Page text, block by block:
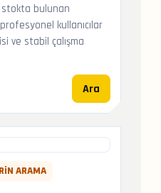
stokta bulunan
kullanıcılar
ve stabil çalışma
Ara
ARAMA